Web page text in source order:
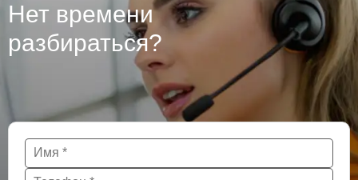
Нет времени
разбираться?